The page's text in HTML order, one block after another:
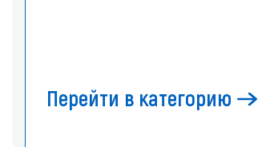
Перейти в категорию